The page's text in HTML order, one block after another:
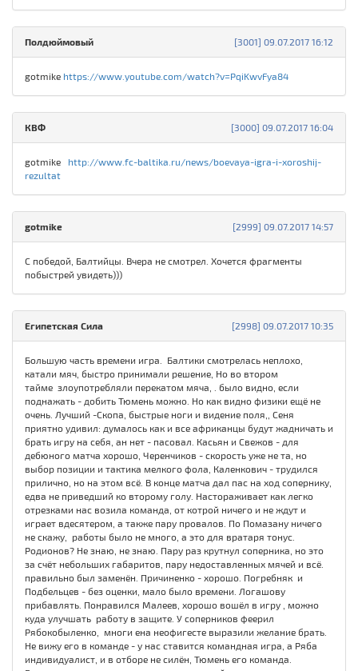
[3001] 09.07.2017 16:12
Полдюймовый
gotmike https://www.youtube.com/watch?v=PqiKwvFya84
[3000] 09.07.2017 16:04
КВФ
gotmike http://www.fc-baltika.ru/news/boevaya-igra-i-xoroshij-
rezultat
[2999] 09.07.2017 14:57
gotmike
С победой, Балтийцы. Вчера не смотрел. Хочется фрагменты
побыстрей увидеть)))
[2998] 09.07.2017 10:35
Египетская Сила
Большую часть времени игра. Балтики смотрелась неплохо,
катали мяч, быстро принимали решение, Но во втором
тайме злоупотребляли перекатом мяча, . было видно, если
поднажать - добить Тюмень можно. Но как видно физики ещё не
очень. Лучший -Скопа, быстрые ноги и видение поля,, Сеня
приятно удивил: думалось как и все африканцы будут жадничать и
брать игру на себя, ан нет - пасовал. Касьян и Свежов - для
дебюного матча хорошо, Черенчиков - скорость уже не та, но
выбор позиции и тактика мелкого фола, Каленкович - трудился
прилично, но на этом всё. В конце матча дал пас на ход сопернику,
едва не приведший ко второму голу. Настораживает как легко
отрезками нас возила команда, от котрой ничего и не ждут и
играет вдесятером, а также пару провалов. По Помазану ничего
не скажу, работы было не много, а это для вратаря тонус.
Родионов? Не знаю, не знаю. Пару раз крутнул соперника, но это
за счёт небольших габаритов, пару недоставленных мячей и всё.
правильно был заменён. Причиненко - хорошо. Погребняк и
Подбельцев - без оценки, мало было времени. Логашову
прибавлять. Понравился Малеев, хорошо вошёл в игру , можно
куда улучшать работу в защите. У соперников феерил
Рябокобыленко, многи ена неофигесте выразили желание брать.
Не вижу его в команде - у нас ставится командная игра, а Ряба
индивидуалист, и в отборе не силён, Тюмень его команда.